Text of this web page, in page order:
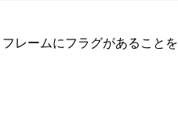
フレームにフラグがあること